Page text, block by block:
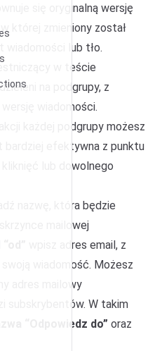
się oryginalną wersję
której zmieniony został
wiadomości lub tło.
w teście
na podgrupy, z
wiadomości.
każdej podgrupy możesz
bardziej efektywna z punktu
kliknięć lub dowolnego
nazwę, która będzie
mailowej
wpisz adres email, z
swoją wiadomość. Możesz
adres mailowy
subskrybentów. W takim
“Odpowiedz do” oraz